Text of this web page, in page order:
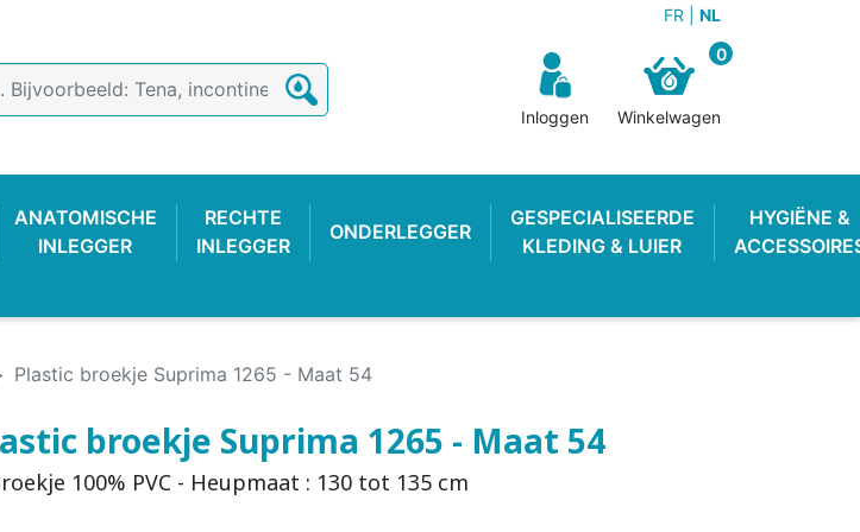
FR NL
Inloggen
0
Winkelwagen
ANATOMISCHE
INLEGGER
RECHTE
INLEGGER
ONDERLEGGER
GESPECIALISEERDE
KLEDING & LUIER
HYGIËNE &
Plastic broekje Suprima 1265 - Maat 54
broekje Suprima 1265 - Maat 54
100% PVC - Heupmaat : 130 tot 135 cm